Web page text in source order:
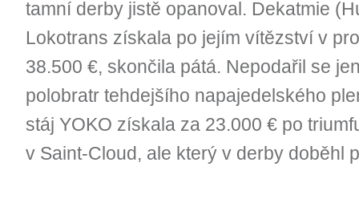
tamní derby jistě opanoval. Dekatmie
Lokotrans získala po jejím vítězství v
38.500 €, skončila pátá. Nepodařil se
polobratr tehdejšího napajedelského
stáj YOKO získala za 23.000 € po
v Saint-Cloud, ale který v derby